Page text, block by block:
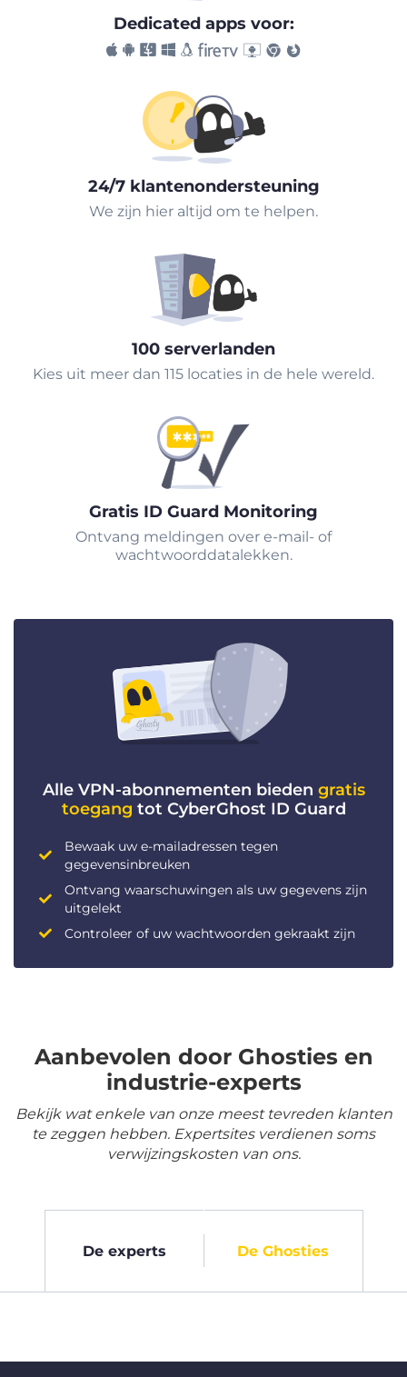
Dedicated apps voor:
24/7 klantenondersteuning
We zijn hier altijd om te helpen.
100 serverlanden
Kies uit meer dan 115 locaties in de hele wereld.
Gratis ID Guard Monitoring
Ontvang meldingen over e-mail- of
wachtwoorddatalekken.
Alle VPN-abonnementen bieden gratis
toegang tot CyberGhost ID Guard
Bewaak uw e-mailadressen tegen
gegevensinbreuken
Ontvang waarschuwingen als uw gegevens zijn
uitgelekt
Controleer of uw wachtwoorden gekraakt zijn
Aanbevolen door Ghosties en
industrie-experts
Bekijk wat enkele van onze meest tevreden klanten
te zeggen hebben. Expertsites verdienen soms
verwijzingskosten van ons.
De experts De Ghosties